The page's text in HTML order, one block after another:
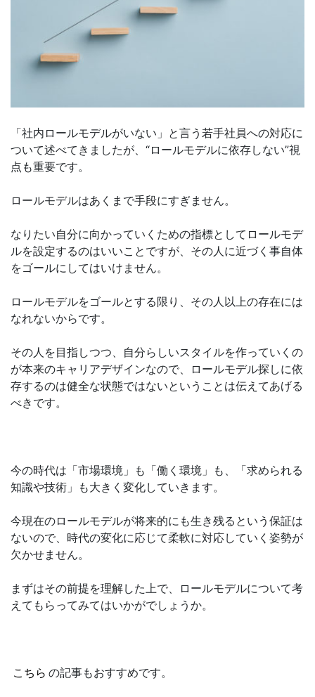
「社内ロールモデルがいない」と言う若手社員への対応に
ついて述べてきましたが、“ロールモデルに依存しない”視
点も重要です。
ロールモデルはあくまで手段にすぎません。
なりたい自分に向かっていくための指標としてロールモデ
ルを設定するのはいいことですが、その人に近づく事自体
をゴールにしてはいけません。
ロールモデルをゴールとする限り、その人以上の存在には
なれないからです。
その人を目指しつつ、自分らしいスタイルを作っていくの
が本来のキャリアデザインなので、ロールモデル探しに依
存するのは健全な状態ではないということは伝えてあげる
べきです。
今の時代は「市場環境」も「働く環境」も、「求められる
知識や技術」も大きく変化していきます。
今現在のロールモデルが将来的にも生き残るという保証は
ないので、時代の変化に応じて柔軟に対応していく姿勢が
欠かせません。
まずはその前提を理解した上で、ロールモデルについて考
えてもらってみてはいかがでしょうか。
こちら の記事もおすすめです。